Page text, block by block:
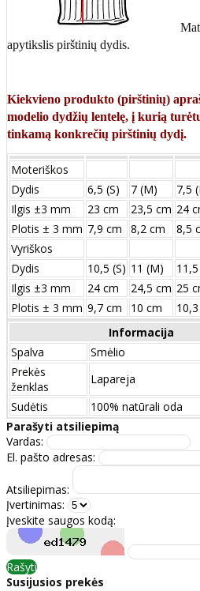
apytikslis pirštinių dydis.
Kiekvieno produkto (pirštinių)
modelio dydžių lentelę, į kurią
tinkamą konkrečių pirštinių dydį.
Moteriškos
Dydis
6,5 (S) 7 (M) 7,5
Ilgis ±3 mm
23 cm 23,5 cm 24
Plotis ± 3 mm 7,9 cm 8,2 cm 8,5
Vyriškos
Dydis
10,5 (S) 11 (M)
Ilgis ±3 mm
24 сm 24,5 сm 25
Plotis ± 3 mm 9,7 сm 10 сm
Informacija
Spalva
Smėlio
Prekės
ženklas
Lapareja
Sudėtis
100% natūrali oda
Parašyti atsiliepimą
Vardas:
El. pašto adresas:
Atsiliepimas:
Įvertinimas:
Įveskite saugos kodą:
Rašyti
Susijusios prekės